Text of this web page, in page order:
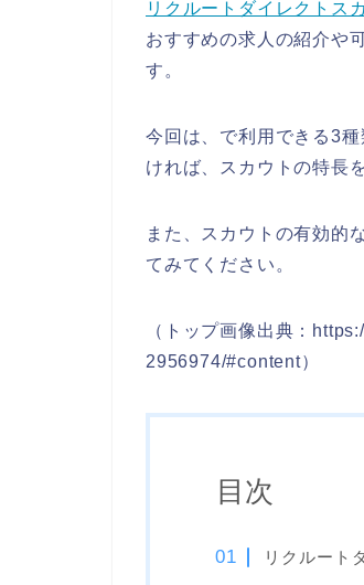
リクルートダイレクトス
おすすめの求人の紹介や
す。
今回は、で利用できる3
ければ、スカウトの特長
また、スカウトの有効的
てみてください。
（トップ画像出典：
2956974/#content）
目次
リクルート